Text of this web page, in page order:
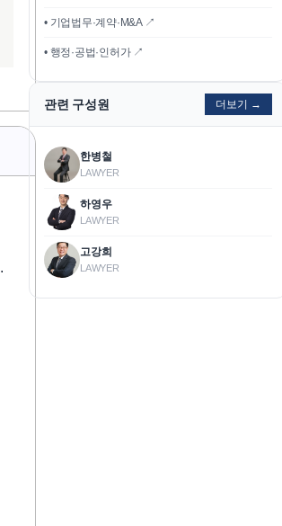
• 기업법무·계약·M&A ↗
• 행정·공법·인허가 ↗
관련 구성원 더보기 →
한병철
LAWYER
하영우
LAWYER
고강희
LAWYER